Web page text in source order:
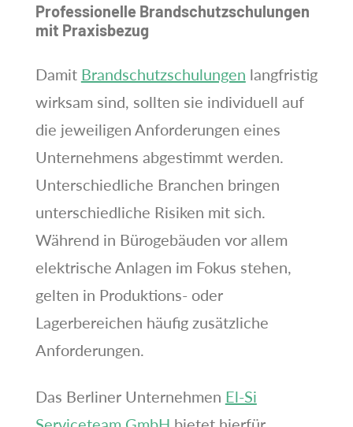
Professionelle Brandschutzschulungen
mit Praxisbezug
Damit Brandschutzschulungen langfristig
wirksam sind, sollten sie individuell auf
die jeweiligen Anforderungen eines
Unternehmens abgestimmt werden.
Unterschiedliche Branchen bringen
unterschiedliche Risiken mit sich.
Während in Bürogebäuden vor allem
elektrische Anlagen im Fokus stehen,
gelten in Produktions- oder
Lagerbereichen häufig zusätzliche
Anforderungen.
Das Berliner Unternehmen El-Si